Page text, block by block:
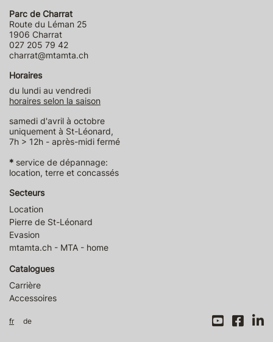
Parc de Charrat
Route du Léman 25
1906 Charrat
027 205 79 42
charrat@mtamta.ch
Horaires
du lundi au vendredi
horaires selon la saison
samedi d'avril à octobre
uniquement à St-Léonard,
7h > 12h - après-midi fermé
* service de dépannage:
location, terre et concassés
Secteurs
Location
Pierre de St-Léonard
Evasion
mtamta.ch - MTA - home
Catalogues
Carrière
Accessoires
fr de